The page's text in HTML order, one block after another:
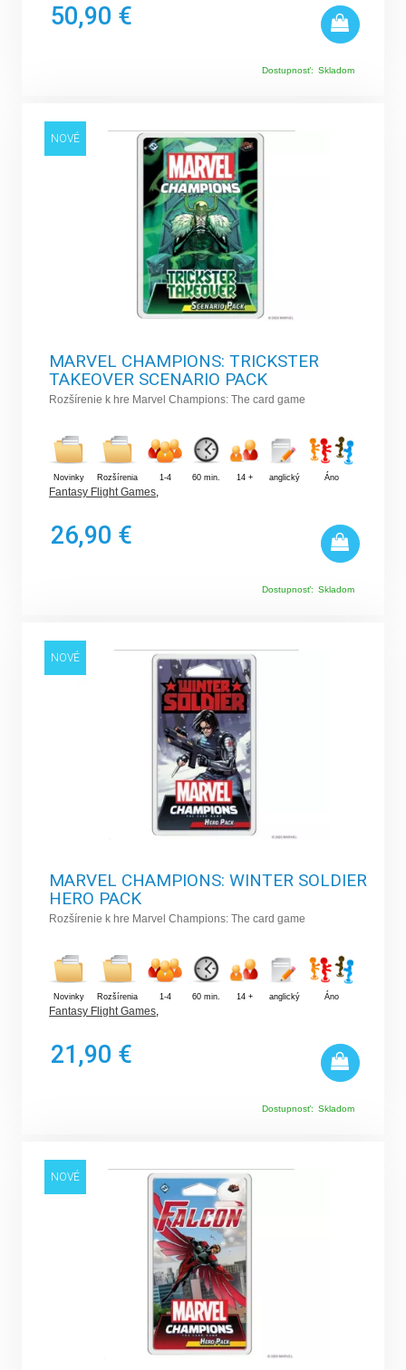
50,90 €
Dostupnosť: Skladom
NOVÉ
MARVEL CHAMPIONS: TRICKSTER
TAKEOVER SCENARIO PACK
Rozšírenie k hre Marvel Champions: The card game
Novinky Rozšírenia 1-4 60 min. 14 + anglický Áno
Fantasy Flight Games,
26,90 €
Dostupnosť: Skladom
NOVÉ
MARVEL CHAMPIONS: WINTER SOLDIER
HERO PACK
Rozšírenie k hre Marvel Champions: The card game
Novinky Rozšírenia 1-4 60 min. 14 + anglický Áno
Fantasy Flight Games,
21,90 €
Dostupnosť: Skladom
NOVÉ